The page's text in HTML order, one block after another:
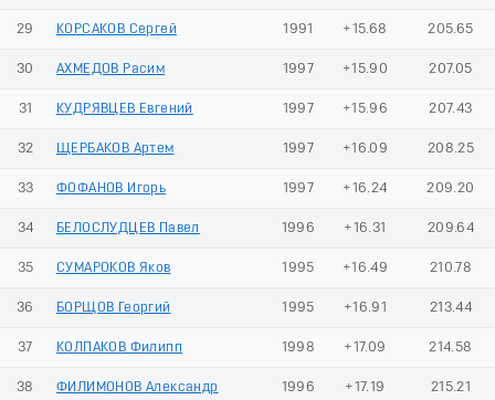
29 КОРСАКОВ Сергей 1991 +15.68 205.65
30 АХМЕДОВ Расим 1997 +15.90 207.05
31 КУДРЯВЦЕВ Евгений 1997 +15.96 207.43
32 ЩЕРБАКОВ Артем 1997 +16.09 208.25
33 ФОФАНОВ Игорь 1997 +16.24 209.20
34 БЕЛОСЛУДЦЕВ Павел 1996 +16.31 209.64
35 СУМАРОКОВ Яков 1995 +16.49 210.78
36 БОРЩОВ Георгий 1995 +16.91 213.44
37 КОЛПАКОВ Филипп 1998 +17.09 214.58
38 ФИЛИМОНОВ Александр 1996 +17.19 215.21